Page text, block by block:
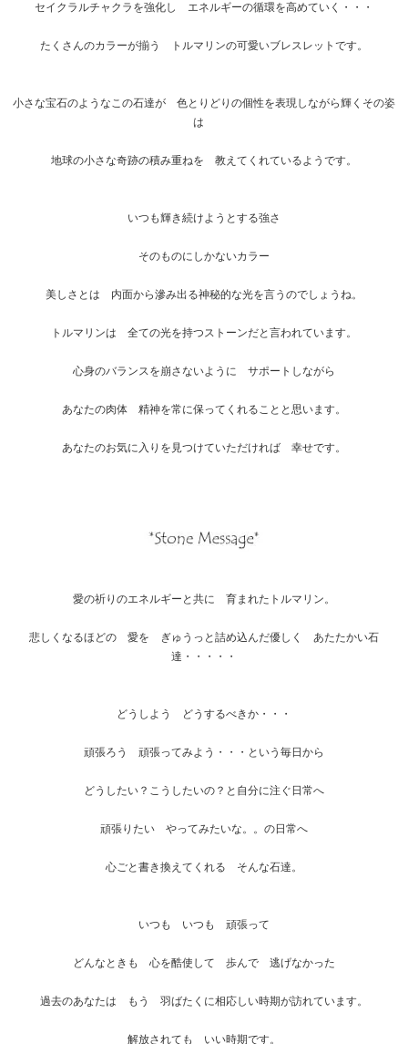
セイクラルチャクラを強化し エネルギーの循環を高めていく・・・
たくさんのカラーが揃う トルマリンの可愛いブレスレットです。
小さな宝石のようなこの石達が 色とりどりの個性を表現しながら輝くその姿
は
地球の小さな奇跡の積み重ねを 教えてくれているようです。
いつも輝き続けようとする強さ
そのものにしかないカラー
美しさとは 内面から滲み出る神秘的な光を言うのでしょうね。
トルマリンは 全ての光を持つストーンだと言われています。
心身のバランスを崩さないように サポートしながら
あなたの肉体 精神を常に保ってくれることと思います。
あなたのお気に入りを見つけていただければ 幸せです。
愛の祈りのエネルギーと共に 育まれたトルマリン。
悲しくなるほどの 愛を ぎゅうっと詰め込んだ優しく あたたかい石
達・・・・・
どうしよう どうするべきか・・・
頑張ろう 頑張ってみよう・・・という毎日から
どうしたい？こうしたいの？と自分に注ぐ日常へ
頑張りたい やってみたいな。。の日常へ
心ごと書き換えてくれる そんな石達。
いつも いつも 頑張って
どんなときも 心を酷使して 歩んで 逃げなかった
過去のあなたは もう 羽ばたくに相応しい時期が訪れています。
解放されても いい時期です。